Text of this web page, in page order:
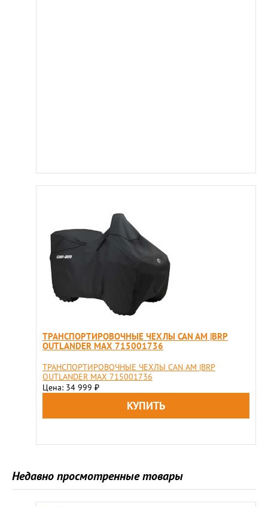
ТРАНСПОРТИРОВОЧНЫЕ ЧЕХЛЫ CAN AM |BRP
OUTLANDER MAX 715001736
ТРАНСПОРТИРОВОЧНЫЕ ЧЕХЛЫ CAN AM |BRP
OUTLANDER MAX 715001736
Цена: 34 999 ₽
Недавно просмотренные товары